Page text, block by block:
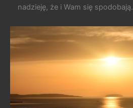
nadzieję, że i Wam się spodobają.